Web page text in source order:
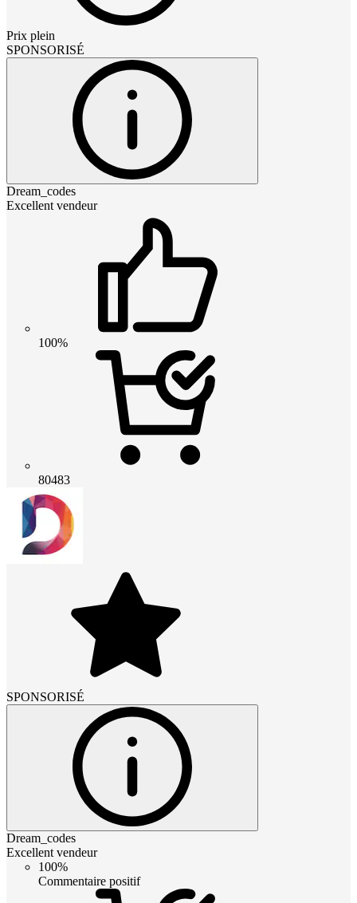
Prix plein
SPONSORISÉ
Dream_codes
Excellent vendeur
100%
80483
SPONSORISÉ
Dream_codes
Excellent vendeur
100%
Commentaire positif